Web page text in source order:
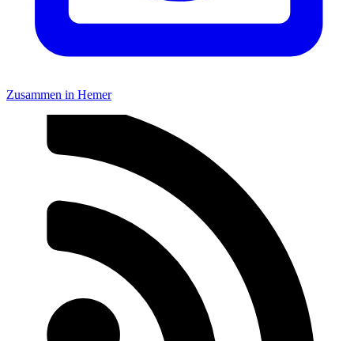
Zusammen in Hemer